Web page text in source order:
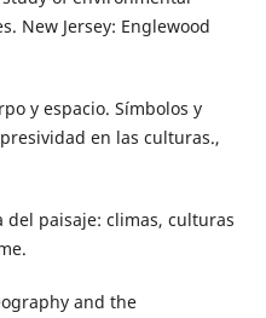
New Jersey: Englewood
y espacio. Símbolos y
en las culturas.,
del paisaje: climas, culturas
and the